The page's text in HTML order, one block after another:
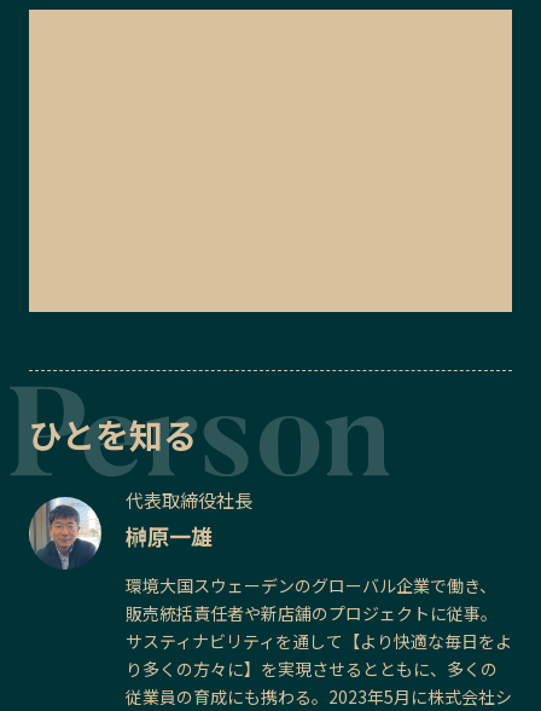
ひとを知る
代表取締役社長
榊原一雄
環境大国スウェーデンのグローバル企業で働き、
販売統括責任者や新店舗のプロジェクトに従事。
サスティナビリティを通して【より快適な毎日をよ
り多くの方々に】を実現させるとともに、多くの
従業員の育成にも携わる。2023年5月に株式会社シ